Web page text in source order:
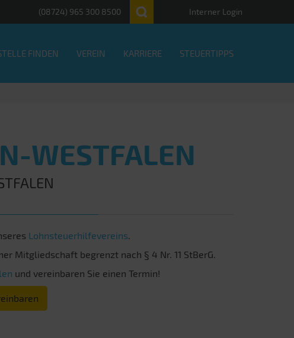
(08724) 965 300 8500 Interner Login
FINDEN VEREIN KARRIERE STEUERTIPPS
WESTFALEN
Lohnsteuerhilfevereins.
Mitgliedschaft begrenzt nach § 4 Nr. 11 StBerG.
und vereinbaren Sie einen Termin!